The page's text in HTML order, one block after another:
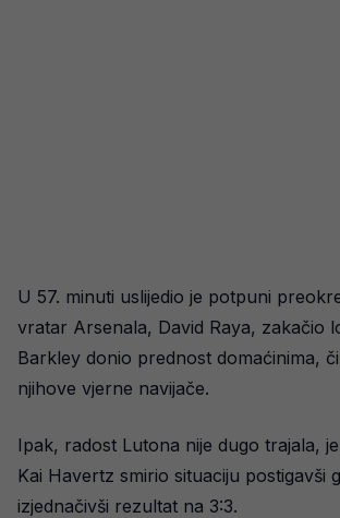
U 57. minuti uslijedio je potpuni
vratar Arsenala, David Raya, zakačio
Barkley donio prednost domaćinima,
njihove vjerne navijače.
Ipak, radost Lutona nije dugo trajala,
Kai Havertz smirio situaciju postigavši
izjednačivši rezultat na 3:3.